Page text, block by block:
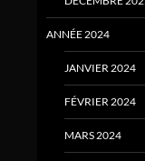
ANNÉE 2024
JANVIER 2024
FÉVRIER 2024
MARS 2024